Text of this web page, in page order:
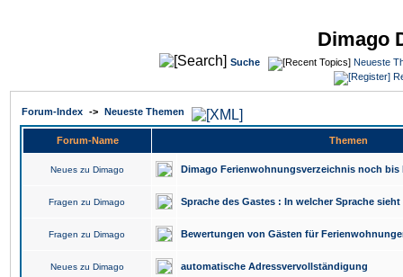
Dimago
Suche
Neueste
Forum-Index -> Neueste Themen
Forum-Name Themen
Neues zu Dimago Dimago Ferienwohnungsverzeichnis noch bis
Fragen zu Dimago Sprache des Gastes : In welcher Sprache
Fragen zu Dimago Bewertungen von Gästen für
Neues zu Dimago automatische Adressvervollständigung